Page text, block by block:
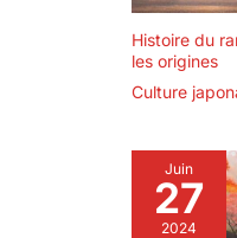
Histoire du
les origines
Culture
Juin
27
2024